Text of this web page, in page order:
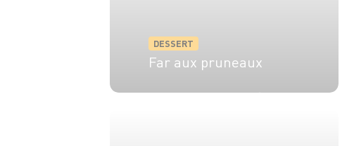
DESSERT
Far aux pruneaux